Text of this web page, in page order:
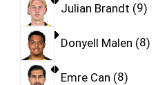
Julian Brandt 9
Donyell Malen 8
Emre Can 8